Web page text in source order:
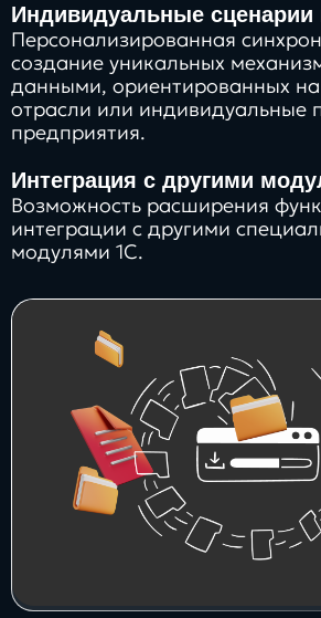
Индивидуальные сценарии
Персонализированная
создание уникальных
данными, ориентированных
отрасли или индивидуальные
предприятия.
Интеграция с другими
Возможность расширения
интеграции с другими
модулями 1С.